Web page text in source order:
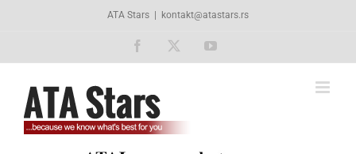
ATA Stars kontakt@atastars.rs
Facebook YouTube